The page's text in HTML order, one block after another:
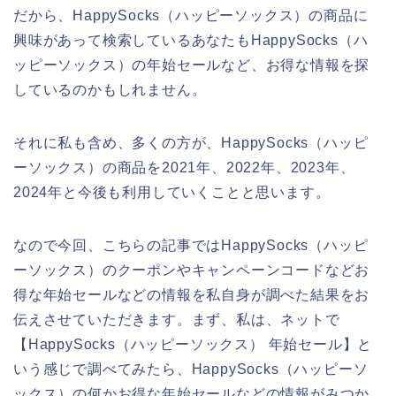
だから、HappySocks（ハッピーソックス）の商品に
興味があって検索しているあなたもHappySocks（ハ
ッピーソックス）の年始セールなど、お得な情報を探
しているのかもしれません。
それに私も含め、多くの方が、HappySocks（ハッピ
ーソックス）の商品を2021年、2022年、2023年、
2024年と今後も利用していくことと思います。
なので今回、こちらの記事ではHappySocks（ハッピ
ーソックス）のクーポンやキャンペーンコードなどお
得な年始セールなどの情報を私自身が調べた結果をお
伝えさせていただきます。まず、私は、ネットで
【HappySocks（ハッピーソックス） 年始セール】と
いう感じで調べてみたら、HappySocks（ハッピーソ